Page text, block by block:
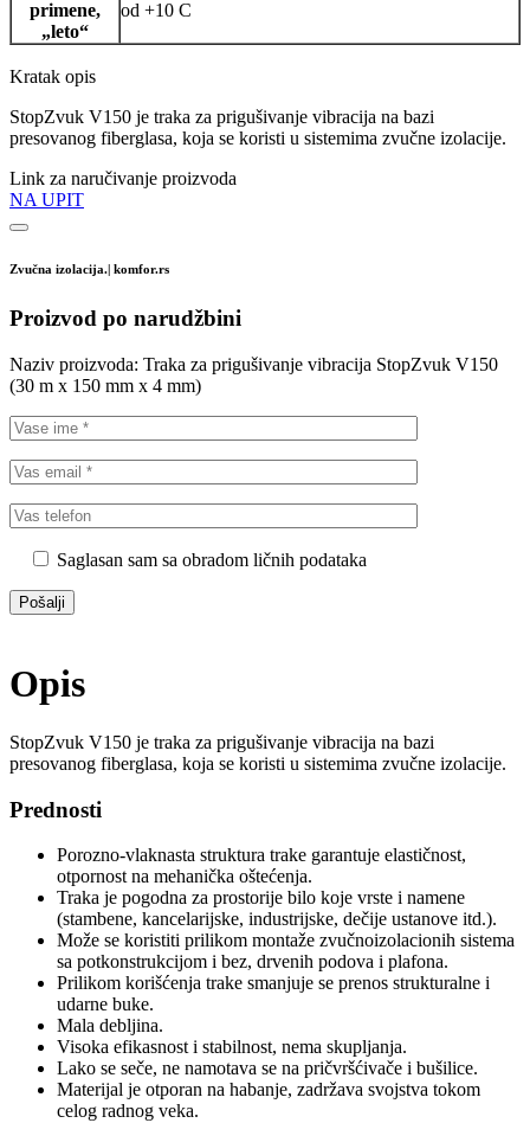
primene,
„leto“
od +10 C
Kratak opis
StopZvuk V150 je traka za prigušivanje vibracija na bazi
presovanog fiberglasa, koja se koristi u sistemima zvučne izolacije.
Link za naručivanje proizvoda
NA UPIT
Zvučna izolacija.| komfor.rs
Proizvod po narudžbini
Naziv proizvoda: Traka za prigušivanje vibracija StopZvuk V150
(30 m x 150 mm x 4 mm)
Saglasan sam sa obradom ličnih podataka
Opis
StopZvuk V150 je traka za prigušivanje vibracija na bazi
presovanog fiberglasa, koja se koristi u sistemima zvučne izolacije.
Prednosti
Porozno-vlaknasta struktura trake garantuje ​​elastičnost,
otpornost na mehanička oštećenja.
Traka je pogodna za prostorije bilo koje vrste i namene
(stambene, kancelarijske, industrijske, dečije ustanove itd.).
Može se koristiti prilikom montaže zvučnoizolacionih sistema
sa potkonstrukcijom i bez, drvenih podova i plafona.
Prilikom korišćenja trake smanjuje se prenos strukturalne i
udarne buke.
Mala debljina.
Visoka efikasnost i stabilnost, nema skupljanja.
Lako se seče, ne namotava se na pričvršćivače i bušilice.
Materijal je otporan na habanje, zadržava svojstva tokom
celog radnog veka.